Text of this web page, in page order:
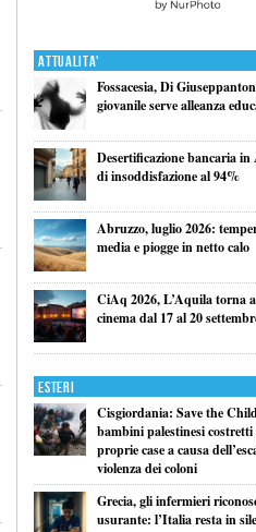
Attualita'
Fossacesia, Di
giovanile serve alleanza
Desertificazione bancaria in
di insoddisfazione al 94%
Abruzzo, luglio 2026:
media e piogge in netto calo
CiAq 2026, L’Aquila torna
cinema dal 17 al 20
Esteri
Cisgiordania: Save the
bambini palestinesi costretti
proprie case a causa
violenza dei coloni
Grecia, gli infermieri
usurante: l’Italia resta in